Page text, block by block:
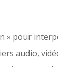
» pour
audio,